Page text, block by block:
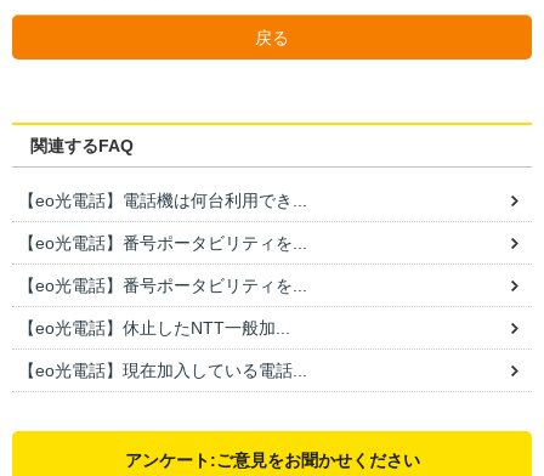
戻る
関連するFAQ
【eo光電話】電話機は何台利用でき...
【eo光電話】番号ポータビリティを...
【eo光電話】番号ポータビリティを...
【eo光電話】休止したNTT一般加...
【eo光電話】現在加入している電話...
アンケート:ご意見をお聞かせください